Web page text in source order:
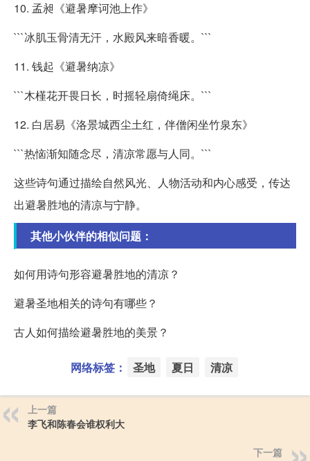
10. 孟昶《避暑摩诃池上作》
```冰肌玉骨清无汗，水殿风来暗香暖。```
11. 钱起《避暑纳凉》
```木槿花开畏日长，时摇轻扇倚绳床。```
12. 白居易《洛景城西尘土红，伴僧闲坐竹泉东》
```热恼渐知随念尽，清凉常愿与人同。```
这些诗句通过描绘自然风光、人物活动和内心感受，传达
出避暑胜地的清凉与宁静。
其他小伙伴的相似问题：
如何用诗句形容避暑胜地的清凉？
避暑圣地相关的诗句有哪些？
古人如何描绘避暑胜地的美景？
网络标签： 圣地 夏日 清凉
上一篇
李飞和陈春会谁权利大
下一篇